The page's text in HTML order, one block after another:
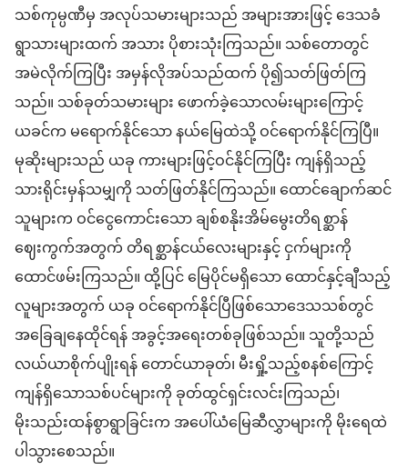
သစ်ကုမ္ပဏီမှ အလုပ်သမားများသည် အများအားဖြင့် ဒေသခံ
ရွာသားများထက် အသား ပိုစားသုံးကြသည်။ သစ်တောတွင်
အမဲလိုက်ကြပြီး အမှန်လိုအပ်သည်ထက် ပို၍သတ်ဖြတ်ကြ
သည်။ သစ်ခုတ်သမားများ ဖောက်ခဲ့သောလမ်းများကြောင့်
ယခင်က မရောက်နိုင်သော နယ်မြေထဲသို့ ဝင်ရောက်နိုင်ကြပြီ။
မုဆိုးများသည် ယခု ကားများဖြင့်ဝင်နိုင်ကြပြီး ကျန်ရှိသည့်
သားရိုင်းမှန်သမျှကို သတ်ဖြတ်နိုင်ကြသည်။ ထောင်ချောက်ဆင်
သူများက ဝင်ငွေကောင်းသော ချစ်စနိုးအိမ်မွေးတိရစ္ဆာန်
ဈေးကွက်အတွက် တိရစ္ဆာန်ငယ်လေးများနှင့် ငှက်များကို
ထောင်ဖမ်းကြသည်။ ထို့ပြင် မြေပိုင်မရှိသော ထောင်နှင့်ချီသည့်
လူများအတွက် ယခု ဝင်ရောက်နိုင်ပြီဖြစ်သောဒေသသစ်တွင်
အခြေချနေထိုင်ရန် အခွင့်အရေးတစ်ခုဖြစ်သည်။ သူတို့သည်
လယ်ယာစိုက်ပျိုးရန် တောင်ယာခုတ်၊ မီးရှို့သည့်စနစ်ကြောင့်
ကျန်ရှိသောသစ်ပင်များကို ခုတ်ထွင်ရှင်းလင်းကြသည်၊
မိုးသည်းထန်စွာရွာခြင်းက အပေါ်ယံမြေဆီလွှာများကို မိုးရေထဲ
ပါသွားစေသည်။